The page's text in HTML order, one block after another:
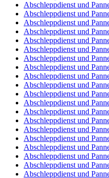
Abschleppdienst und
Abschleppdienst und
Abschleppdienst und
Abschleppdienst und
Abschleppdienst und
Abschleppdienst und
Abschleppdienst und
Abschleppdienst und
Abschleppdienst und
Abschleppdienst und
Abschleppdienst und
Abschleppdienst und
Abschleppdienst und
Abschleppdienst und
Abschleppdienst und
Abschleppdienst und
Abschleppdienst und
Abschleppdienst und
Abschleppdienst und
Abschleppdienst und